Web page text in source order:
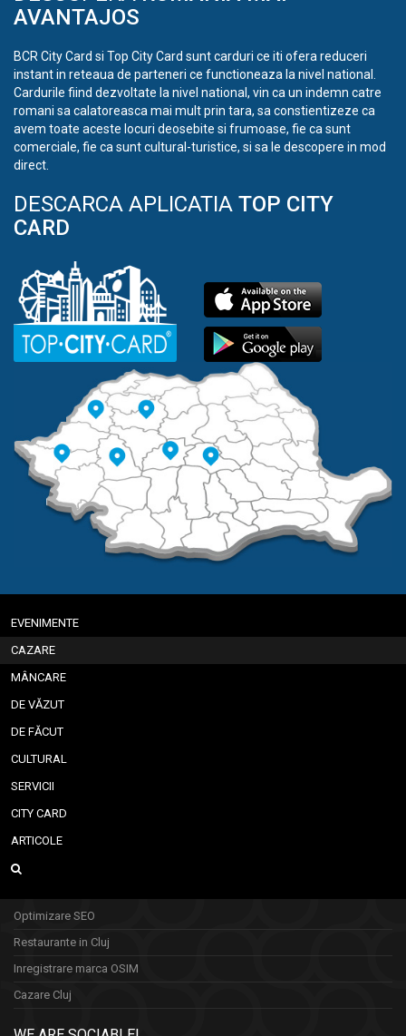
AVANTAJOS
BCR City Card si Top City Card sunt carduri ce iti ofera reduceri
instant in reteaua de parteneri ce functioneaza la nivel national.
Cardurile fiind dezvoltate la nivel national, vin ca un indemn catre
romani sa calatoreasca mai mult prin tara, sa constientizeze ca
avem toate aceste locuri deosebite si frumoase, fie ca sunt
comerciale, fie ca sunt cultural-turistice, si sa le descopere in mod
direct.
DESCARCA APLICATIA TOP CITY
CARD
EVENIMENTE
CAZARE
MÂNCARE
DE VĂZUT
DE FĂCUT
CULTURAL
SERVICII
CITY CARD
ARTICOLE
Optimizare SEO
Restaurante in Cluj
Inregistrare marca OSIM
Cazare Cluj